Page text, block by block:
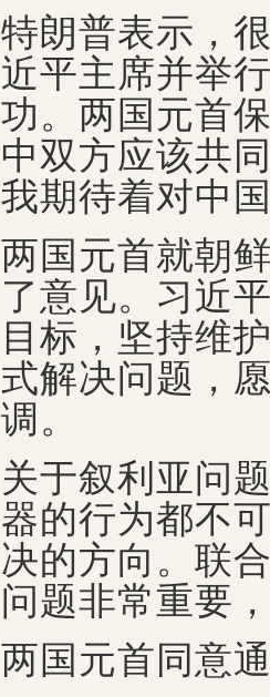
特朗普表示，
近平主席并举
功。两国元首
中双方应该共
我期待着对中
两国元首就朝
了意见。习近
目标，坚持维
式解决问题，
调。
关于叙利亚问
器的行为都不
决的方向。联
问题非常重要
两国元首同意